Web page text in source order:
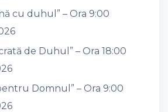
cu duhul” – Ora 9:00
de Duhul” – Ora 18:00
Domnul” – Ora 9:00